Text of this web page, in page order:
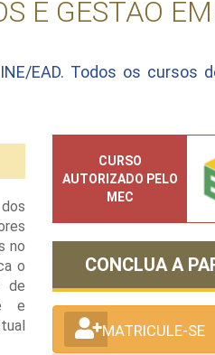
E GESTÃO
EAD. Todos os cursos
no
o
de
e
CURSO
AUTORIZADO PELO
MEC
CONCLUA A
MATRICULE-SE